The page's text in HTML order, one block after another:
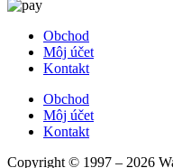
Obchod
Môj účet
Kontakt
Obchod
Môj účet
Kontakt
Copyright © 1997 – 2026